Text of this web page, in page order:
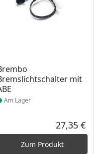
ProzentPreis
Preis
mit
am Lager
Am Lager
27,35 €
Zum Produkt